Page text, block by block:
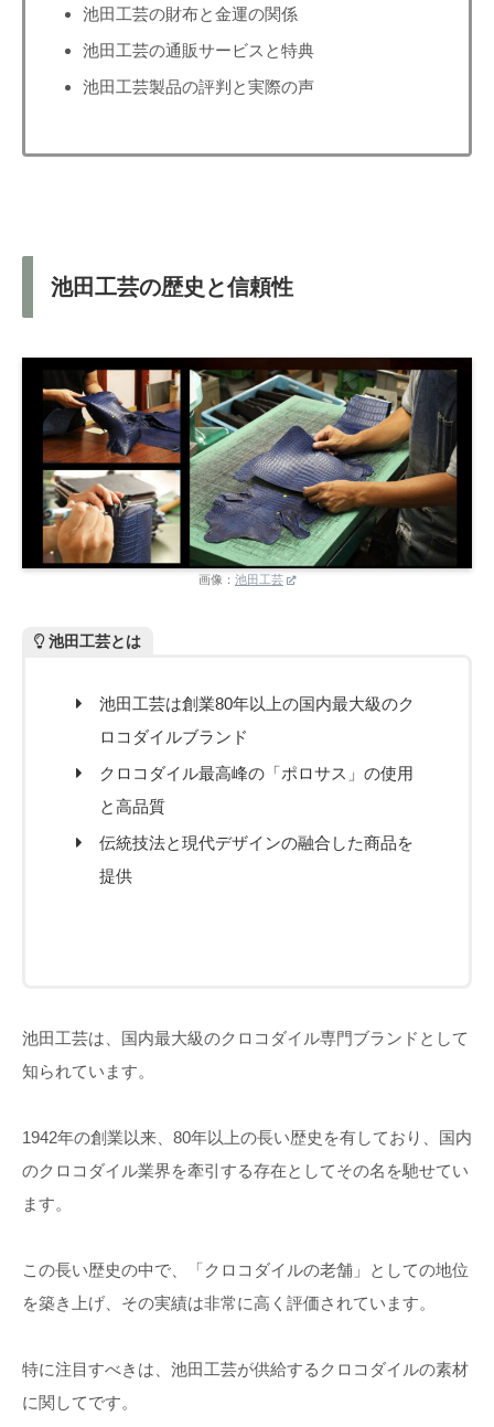
池田工芸の財布と金運の関係
池田工芸の通販サービスと特典
池田工芸製品の評判と実際の声
池田工芸の歴史と信頼性
画像： 池田工芸
池田工芸とは
池田工芸は創業80年以上の国内最大級のク
ロコダイルブランド
クロコダイル最高峰の「ポロサス」の使用
と高品質
伝統技法と現代デザインの融合した商品を
提供
池田工芸は、国内最大級のクロコダイル専門ブランドとして
知られています。
1942年の創業以来、80年以上の長い歴史を有しており、国内
のクロコダイル業界を牽引する存在としてその名を馳せてい
ます。
この長い歴史の中で、「クロコダイルの老舗」としての地位
を築き上げ、その実績は非常に高く評価されています。
特に注目すべきは、池田工芸が供給するクロコダイルの素材
に関してです。